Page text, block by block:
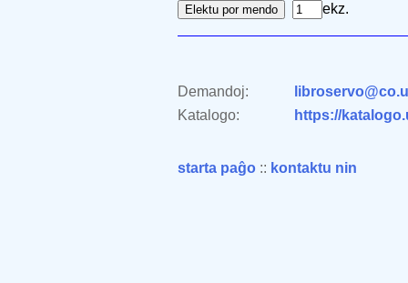
ekz.
Demandoj:
Katalogo:
https://
starta paĝo :: kontaktu nin